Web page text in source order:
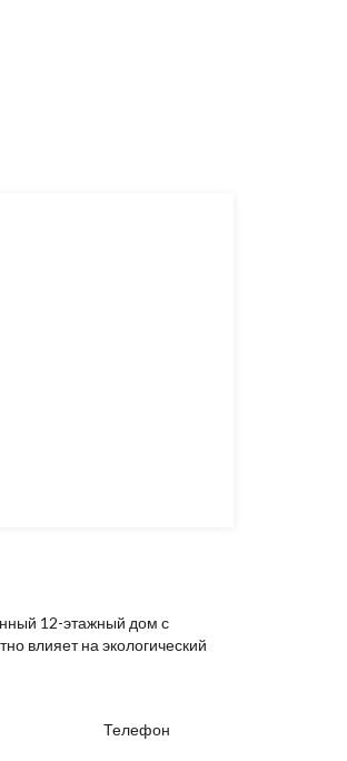
12-этажный дом с
влияет на экологический
Телефон